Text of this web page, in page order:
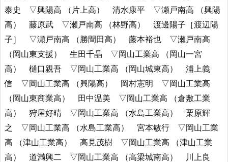
泰史 ▽興陽高 （片上高） 清水康平 ▽瀬戸南高 （興陽
高） 藤原武 ▽瀬戸南高 （林野高） 渡邊陽子［渡辺陽
子］ ▽瀬戸南高 （勝間田高） 藤本裕也 ▽瀬戸南高
（岡山東支援） 生田千晶 ▽岡山工業高 （岡山一宮
高） 樋口親吾 ▽岡山工業高 （岡山城東高） 浦上義
信 ▽岡山工業高 （興陽高） 岡村憲明 ▽岡山工業高
（岡山東商業高） 田中温美 ▽岡山工業高 （倉敷工業
高） 狩屋好晴 ▽岡山工業高 （水島工業高） 栗原輝
之 ▽岡山工業高 （水島工業高） 宮本敏行 ▽岡山工業
高 （津山工業高） 高見茂樹 ▽岡山工業高 （津山工業
高） 道満興二 ▽岡山工業高 （高梁城南高） 川上良